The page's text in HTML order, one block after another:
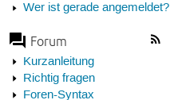
Wer ist gerade angemeldet?
Forum
Kurzanleitung
Richtig fragen
Foren-Syntax